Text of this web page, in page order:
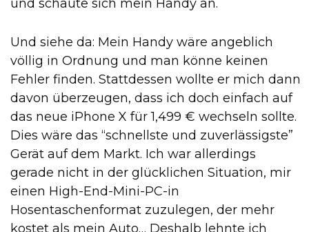
und schaute sich mein Handy an.
Und siehe da: Mein Handy wäre angeblich
völlig in Ordnung und man könne keinen
Fehler finden. Stattdessen wollte er mich dann
davon überzeugen, dass ich doch einfach auf
das neue iPhone X für 1,499 € wechseln sollte.
Dies wäre das “schnellste und zuverlässigste”
Gerät auf dem Markt. Ich war allerdings
gerade nicht in der glücklichen Situation, mir
einen High-End-Mini-PC-in
Hosentaschenformat zuzulegen, der mehr
kostet als mein Auto… Deshalb lehnte ich